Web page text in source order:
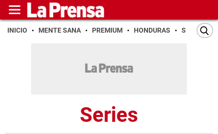
INICIO MENTE SANA PREMIUM HONDURAS SAN PEDRO
Series